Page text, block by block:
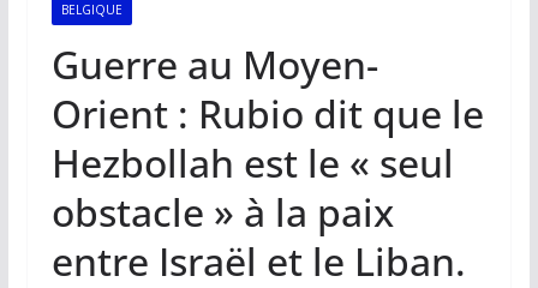
BELGIQUE
Guerre au Moyen-
Orient : Rubio dit que le
Hezbollah est le « seul
obstacle » à la paix
entre Israël et le Liban.